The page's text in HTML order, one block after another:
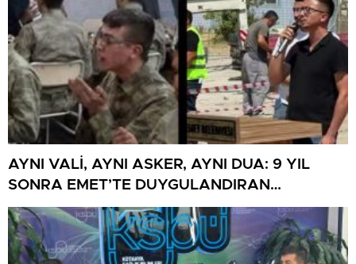
AYNI VALİ, AYNI ASKER, AYNI DUA: 9 YIL
SONRA EMET’TE DUYGULANDIRAN
BULUŞMA